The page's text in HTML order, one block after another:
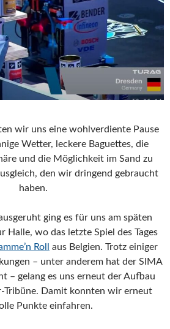
wir uns eine wohlverdiente Pause
Wetter, leckere Baguettes, die
und die Möglichkeit im Sand zu
den wir dringend gebraucht
haben.
ging es für uns am späten
Halle, wo das letzte Spiel des Tages
Roll
aus Belgien. Trotz einiger
– unter anderem hat der SIMA
– gelang es uns erneut der Aufbau
Tribüne. Damit konnten wir erneut
Punkte einfahren.